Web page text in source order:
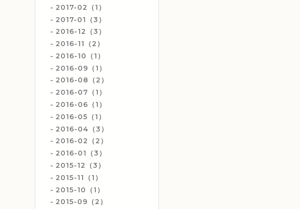
2017-02（1）
2017-01（3）
2016-12（3）
2016-11（2）
2016-10（1）
2016-09（1）
2016-08（2）
2016-07（1）
2016-06（1）
2016-05（1）
2016-04（3）
2016-02（2）
2016-01（3）
2015-12（3）
2015-11（1）
2015-10（1）
2015-09（2）